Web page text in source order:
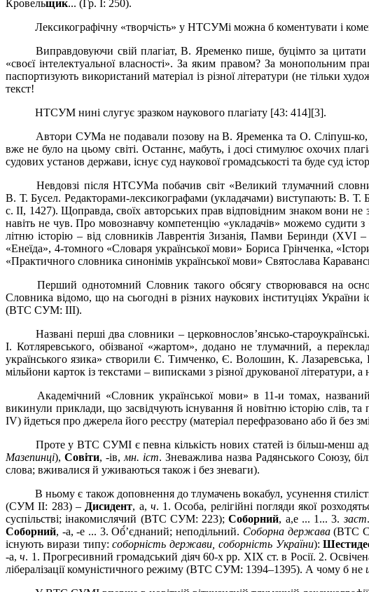
Кровельщик... (Гр. І: 250).
Лексикографічну «творчість» у НТСУМі можна б коментувати і
Виправдовуючи свій плагіат, В. Яременко пише, буцімто за
«своєї інтелектуальної власності». За яким правом? За монопольним
паспортизують використаний матеріал із різної літератури (не тільки
текст!
НТСУМ нині слугує зразком наукового плагіату [43: 414][3].
Автори СУМа не подавали позову на В. Яременка та О. Сліпуш-
вже не було на цьому світі. Останнє, мабуть, і досі стимулює охочих
судових установ держави, існує суд наукової громадськості та буде суд
Невдовзі після НТСУМа побачив світ «Великий тлумачний
В. Т. Бусел. Редакторами-лексикографами (укладачами) виступають: В. Т.
с. II, 1427). Щоправда, своїх авторських прав відповідним знаком вони
навіть не чув. Про мовознавчу компетенцію «укладачів» можемо
літню історію – від словників Лаврентія Зизанія, Памви Беринди (XVI
«Енеїда», 4-томного «Словаря української мови» Бориса Грінченка,
«Практичного словника синонімів української мови» Святослава
Перший однотомний Словник такого обсягу створювався на
Словника відомо, що на сьогодні в різних наукових інституціях України
(ВТС СУМ: III).
Названі перші два словники – церковнослов’янсько-
І. Котляревського, обізваної «жартом», додано не тлумачний, а
українського язика» створили Є. Тимченко, Є. Волошин, К. Лазаревська,
мільйони карток із текстами – виписками з різної друкованої літератури,
Академічний «Словник української мови» в 11-и томах,
викинули приклади, що засвідчують існування й новітню історію слів,
IV) йдеться про джерела його реєстру (матеріал перефразовано або й без
Проте у ВТС СУМІ є певна кількість нових статей із більш-менш
Мазепинці),Совіти, -ів, мн. іст. Зневажлива назва Радянського Союзу,
слова; вживалися й уживаються також і без зневаги).
В ньому є також доповнення до тлумачень вокабул, усунення
(СУМ II: 283) – Дисидент, а, ч. 1. Особа, релігійні погляди якої
суспільстві; інакомислячий (ВТС СУМ: 223);Соборний, а,е ... 1... 3.заст
Соборний, -а, -е ... 3. Об́́’єднаний; неподільний. Соборна держава(ВТС
існують вирази типу:соборність держави, соборність України):
-а,ч. 1. Прогресивний громадський діяч 60-х pp. XIX ст. в Росії. 2.
лібералізації комуністичного режиму (ВТС СУМ: 1394–1395). А чому б не